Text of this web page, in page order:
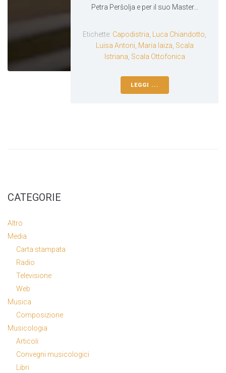
Petra Peršolja e per il suo Master...
Etichette: Capodistria Luca Chiandotto
Luisa Antoni Maria Iaiza Scala
Istriana Scala Ottofonica
LEGGI ...
CATEGORIE
Altro
Media
Carta stampata
Radio
Televisione
Web
Musica
Composizione
Musicologia
Articoli
Convegni musicologici
Libri